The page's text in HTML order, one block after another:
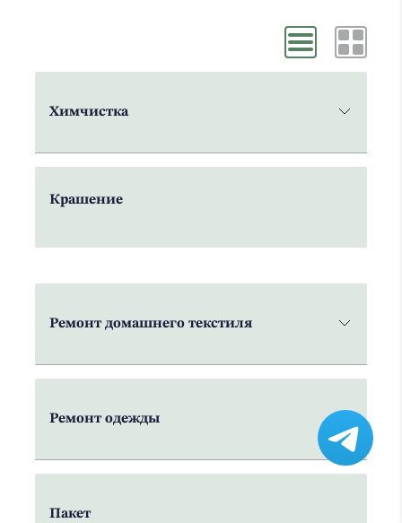
Химчистка
Крашение
Ремонт домашнего текстиля
Ремонт одежды
Пакет